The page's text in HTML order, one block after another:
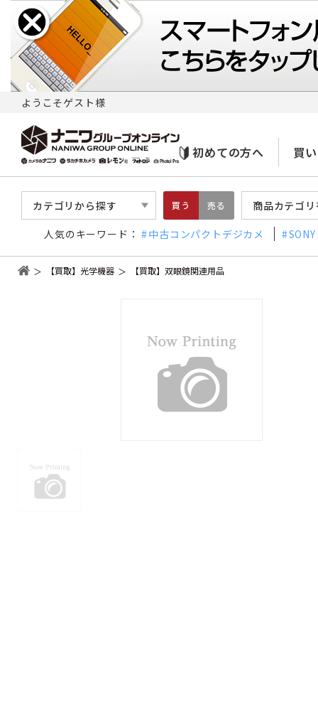
ようこそゲスト様
初めての方へ 買
カテゴリから探す 買う 売る 商品カテゴ
人気のキーワード： 中古コンパクトデジカメ
【買取】光学機器 【買取】双眼鏡関連用品